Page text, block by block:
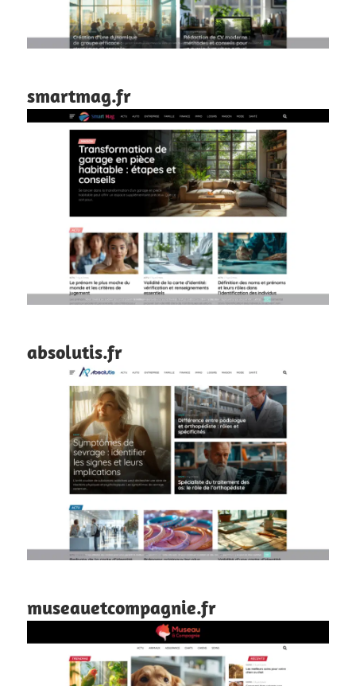
smartmag.fr
absolutis.fr
museauetcompagnie.fr